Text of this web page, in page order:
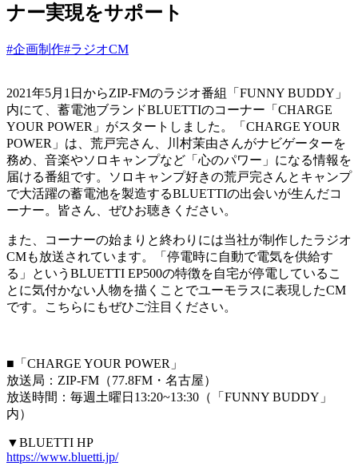
ナー実現をサポート
#企画制作#ラジオCM
2021年5月1日からZIP-FMのラジオ番組「FUNNY BUDDY」
内にて、蓄電池ブランドBLUETTIのコーナー「CHARGE
YOUR POWER」がスタートしました。「CHARGE YOUR
POWER」は、荒戸完さん、川村茉由さんがナビゲーターを
務め、音楽やソロキャンプなど「心のパワー」になる情報を
届ける番組です。ソロキャンプ好きの荒戸完さんとキャンプ
で大活躍の蓄電池を製造するBLUETTIの出会いが生んだコ
ーナー。皆さん、ぜひお聴きください。
また、コーナーの始まりと終わりには当社が制作したラジオ
CMも放送されています。「停電時に自動で電気を供給す
る」というBLUETTI EP500の特徴を自宅が停電しているこ
とに気付かない人物を描くことでユーモラスに表現したCM
です。こちらにもぜひご注目ください。
■「CHARGE YOUR POWER」
放送局：ZIP-FM（77.8FM・名古屋）
放送時間：毎週土曜日13:20~13:30（「FUNNY BUDDY」
内）
▼BLUETTI HP
https://www.bluetti.jp/